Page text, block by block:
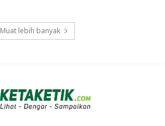
Muat lebih banyak